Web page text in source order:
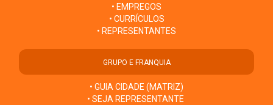
• EMPREGOS
• CURRÍCULOS
• REPRESENTANTES
GRUPO E FRANQUIA
• GUIA CIDADE (MATRIZ)
• SEJA REPRESENTANTE